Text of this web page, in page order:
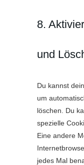
8.
und
Du kannst
um
löschen. Du
spezielle
Eine andere
jedes Mal